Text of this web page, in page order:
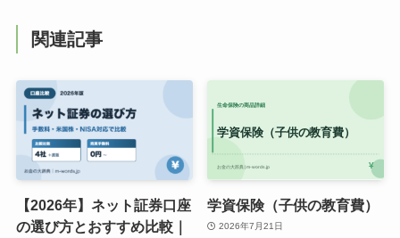
関連記事
【2026年】ネット証券口座
の選び方とおすすめ比較｜
学資保険（子供の教育費）
2026年7月21日